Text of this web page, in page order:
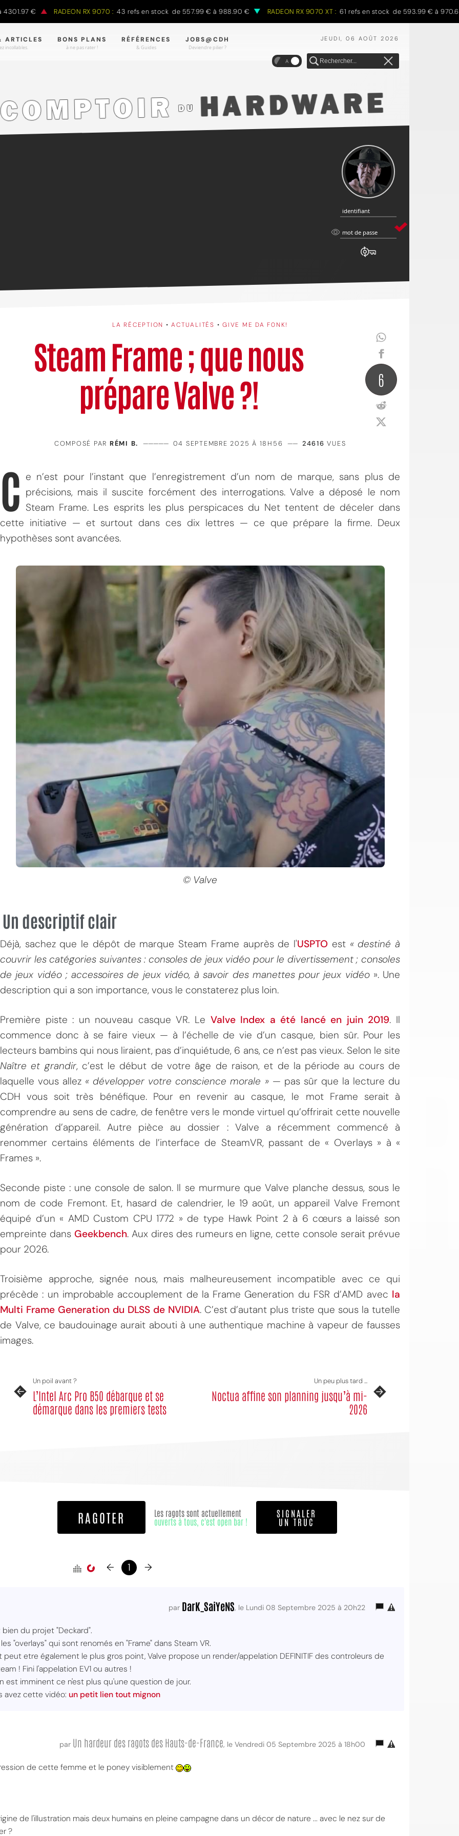
€ RADEON RX 9070 : 43 refs en stock de 557.99 € à 988.90 € RADEON RX 9070 XT : 61 refs en stock de 593.99 € à 970.68
JEUDI, 06 AOÛT 2026
ARTICLES
incollables.
BONS PLANS
à ne pas rater !
RÉFÉRENCES
& Guides
JOBS@CDH
Deviendre pilier ?
A
identifiant
identifiant
mot
mot de passe
LA RÉCEPTION •ACTUALITÉS • GIVE ME DA F0NK!
Steam Frame ; que nous
prépare Valve ?!
6
COMPOSÉ PAR RÉMI B. ————— 04 SEPTEMBRE 2025 À 18H56 —— 24616 VUES
C e n’est pour l’instant que l’enregistrement d’un nom de marque, sans plus de
précisions, mais il suscite forcément des interrogations. Valve a déposé le nom
Steam Frame. Les esprits les plus perspicaces du Net tentent de déceler dans
cette initiative — et surtout dans ces dix lettres — ce que prépare la firme. Deux
hypothèses sont avancées.
© Valve
Un descriptif clair
Déjà, sachez que le dépôt de marque Steam Frame auprès de l'USPTO est « destiné à
couvrir les catégories suivantes : consoles de jeux vidéo pour le divertissement ; consoles
de jeux vidéo ; accessoires de jeux vidéo, à savoir des manettes pour jeux vidéo». Une
description qui a son importance, vous le constaterez plus loin.
Première piste : un nouveau casque VR. Le Valve Index a été lancé en juin 2019. Il
commence donc à se faire vieux — à l’échelle de vie d’un casque, bien sûr. Pour les
lecteurs bambins qui nous liraient, pas d’inquiétude, 6 ans, ce n’est pas vieux. Selon le site
Naître et grandir, c’est le début de votre âge de raison, et de la période au cours de
laquelle vous allez « développer votre conscience morale »— pas sûr que la lecture du
CDH vous soit très bénéfique. Pour en revenir au casque, le mot Frame serait à
comprendre au sens de cadre, de fenêtre vers le monde virtuel qu’offrirait cette nouvelle
génération d’appareil. Autre pièce au dossier : Valve a récemment commencé à
renommer certains éléments de l’interface de SteamVR, passant de « Overlays » à «
Frames ».
Seconde piste : une console de salon. Il se murmure que Valve planche dessus, sous le
nom de code Fremont. Et, hasard de calendrier, le 19 août, un appareil Valve Fremont
équipé d’un « AMD Custom CPU 1772 » de type Hawk Point 2 à 6 cœurs a laissé son
empreinte dans Geekbench. Aux dires des rumeurs en ligne, cette console serait prévue
pour 2026.
Troisième approche, signée nous, mais malheureusement incompatible avec ce qui
précède : un improbable accouplement de la Frame Generation du FSR d’AMD avec la
Multi Frame Generation du DLSS de NVIDIA. C’est d’autant plus triste que sous la tutelle
de Valve, ce baudouinage aurait abouti à une authentique machine à vapeur de fausses
images.
Un poil avant ?
L’Intel Arc Pro B50 débarque et se
démarque dans les premiers tests
Un peu plus tard ...
Noctua affine son planning jusqu’à mi-
2026
RAGOTER
Les ragots sont actuellement
ouverts à tous, c'est open bar !
SIGNALER
UN TRUC
← 1 →
par DarK_SaiYeNS, le Lundi 08 Septembre 2025 à 20h22
bien du projet "Deckard".
"overlays" qui sont renomés en "Frame" dans Steam VR.
etre également le plus gros point, Valve propose un render/appelation DEFINITIF des controleurs de
! Fini l'appelation EV1 ou autres !
est imminent ce n'est plus qu'une question de jour.
avez cette vidéo: un petit lien tout mignon
par Un hardeur des ragots des Hauts-de-France, le Vendredi 05 Septembre 2025 à 18h00
de cette femme et le poney visiblement
de l'illustration mais deux humains en pleine campagne dans un décor de nature ... avec le nez sur de
?